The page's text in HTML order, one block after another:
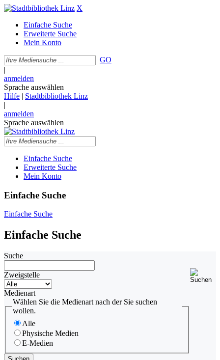
X
Einfache Suche
Erweiterte Suche
Mein Konto
GO
|
anmelden
Sprache auswählen
Hilfe | Stadtbibliothek Linz
|
anmelden
Sprache auswählen
Einfache Suche
Erweiterte Suche
Mein Konto
Einfache Suche
Einfache Suche
Einfache Suche
Suche
Zweigstelle
Medienart
Wählen Sie die Medienart nach der Sie suchen
wollen.
Alle
Physische Medien
E-Medien